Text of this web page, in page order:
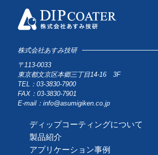
株式会社あすみ技研
〒113-0033
東京都文京区本郷三丁目14-16 3F
TEL：03-3830-7900
FAX：03-3830-7901
E-mail：info@asumigiken.co.jp
ディップコーティングについて
製品紹介
アプリケーション事例